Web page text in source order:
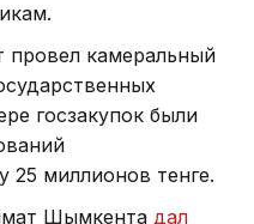
провел камеральный
госзакупок были
25 миллионов тенге.
Шымкента дал